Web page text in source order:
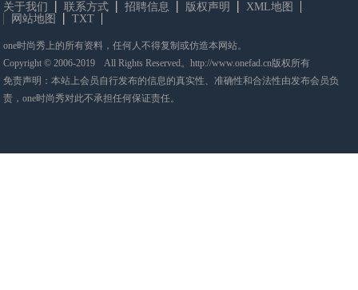
关于我们 联系方式 招聘信息 版权声明
XML地图
网站地图
TXT
one时尚秀上的所有资料，任何人不得复制或仿造本网站。
Copyright © 2006-2019 All Rights Reserved。http://www.onefad.cn版权所有
免责声明：本站上会员自行发布的信息的真实性、准确性和合法性由发布会员负
责，one时尚秀对此不承担任何保证责任。